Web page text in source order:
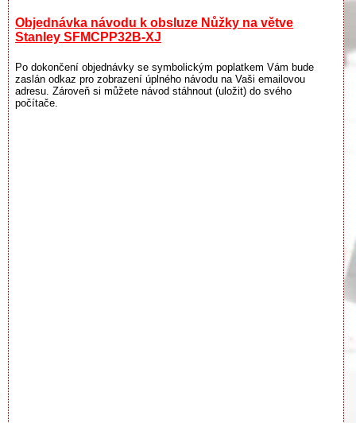
Objednávka návodu k obsluze Nůžky na větve
Stanley SFMCPP32B-XJ
Po dokončení objednávky se symbolickým poplatkem Vám bude
zaslán odkaz pro zobrazení úplného návodu na Vaši emailovou
adresu. Zároveň si můžete návod stáhnout (uložit) do svého
počítače.